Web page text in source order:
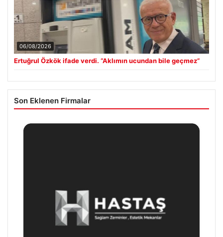
06/08/2026
Ertuğrul Özkök ifade verdi. “Aklımın ucundan bile geçmez”
Son Eklenen Firmalar